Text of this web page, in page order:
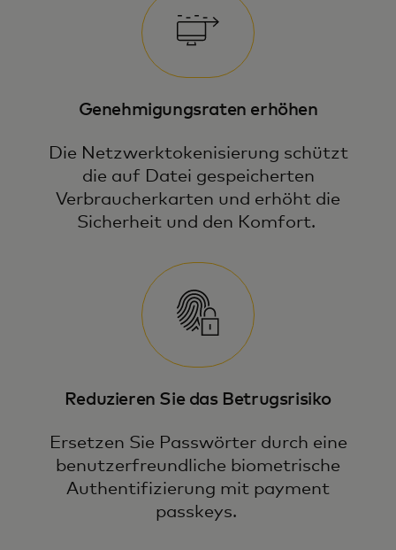
Genehmigungsraten erhöhen
Die Netzwerktokenisierung schützt
die auf Datei gespeicherten
Verbraucherkarten und erhöht die
Sicherheit und den Komfort.
Reduzieren Sie das Betrugsrisiko
Ersetzen Sie Passwörter durch eine
benutzerfreundliche biometrische
Authentifizierung mit payment
passkeys.